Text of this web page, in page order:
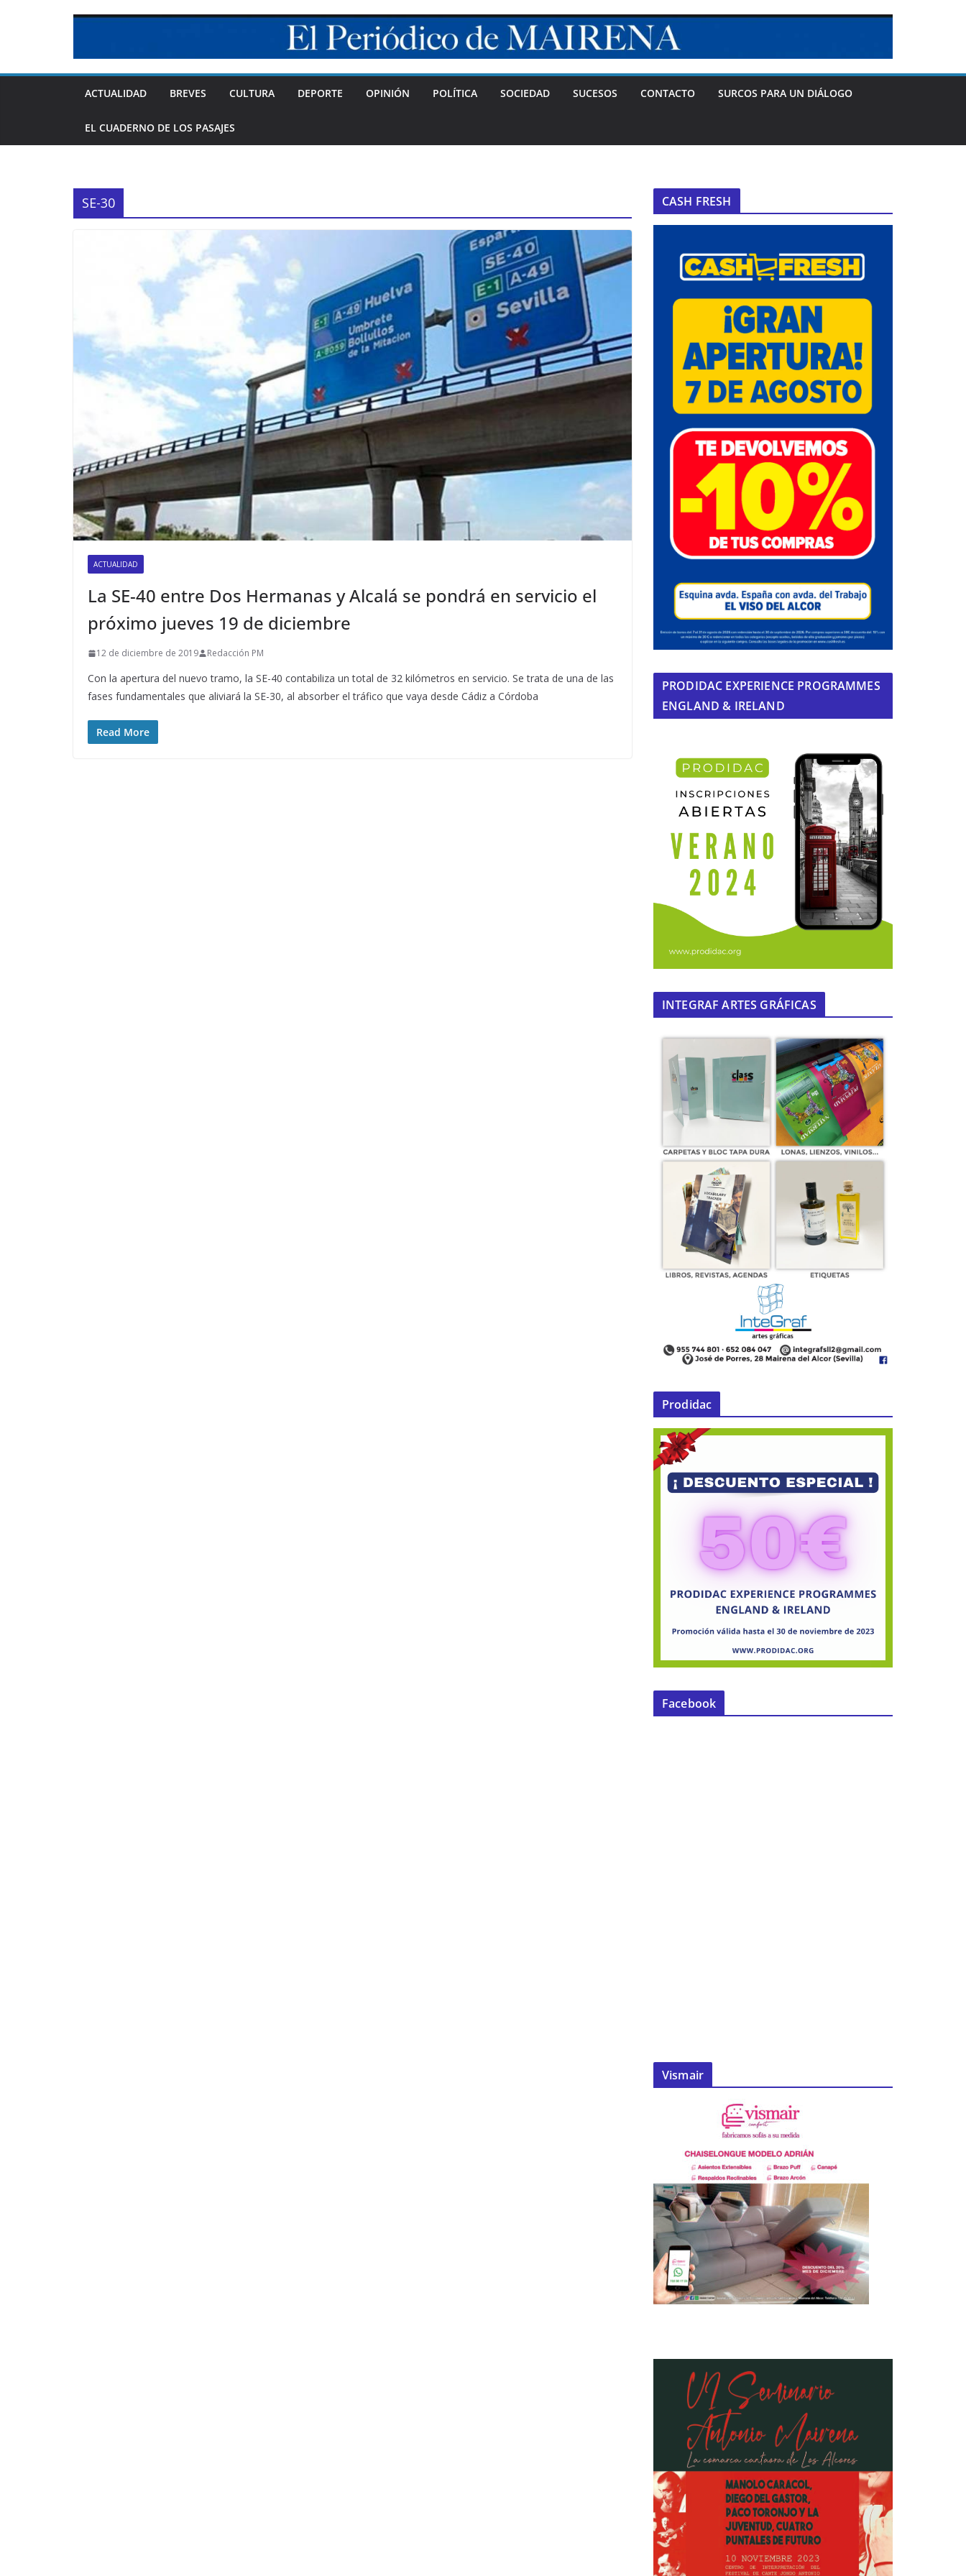
ACTUALIDAD BREVES CULTURA DEPORTE OPINIÓN POLÍTICA SOCIEDAD SUCESOS CONTACTO SURCOS PARA UN DIÁLOGO
EL CUADERNO DE LOS PASAJES
SE-30
ACTUALIDAD
La SE-40 entre Dos Hermanas y Alcalá se pondrá en servicio el
próximo jueves 19 de diciembre
12 de diciembre de 2019 Redacción PM
Con la apertura del nuevo tramo, la SE-40 contabiliza un total de 32 kilómetros en servicio. Se trata de una de las
fases fundamentales que aliviará la SE-30, al absorber el tráfico que vaya desde Cádiz a Córdoba
Read More
CASH FRESH
PRODIDAC EXPERIENCE PROGRAMMES
ENGLAND & IRELAND
INTEGRAF ARTES GRÁFICAS
Prodidac
Facebook
Vismair